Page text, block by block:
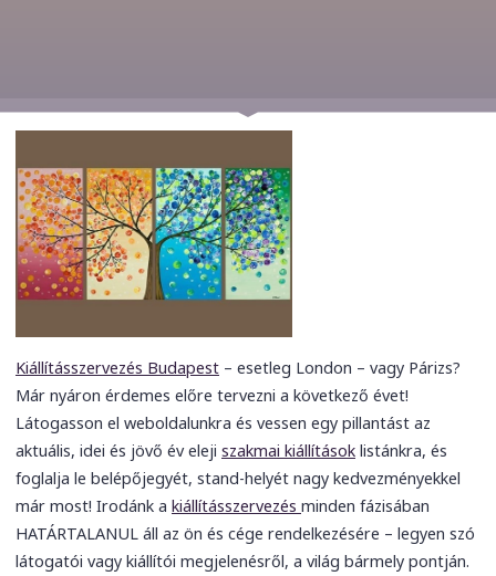
Kiállításszervezés Budapest – esetleg London – vagy Párizs?
Már nyáron érdemes előre tervezni a következő évet!
Látogasson el weboldalunkra és vessen egy pillantást az
aktuális, idei és jövő év elejiszakmai kiállítások listánkra, és
foglalja le belépőjegyét, stand-helyét nagy kedvezményekkel
már most! Irodánk akiállításszervezésminden fázisában
HATÁRTALANUL áll az ön és cége rendelkezésére – legyen szó
látogatói vagy kiállítói megjelenésről, a világ bármely pontján.